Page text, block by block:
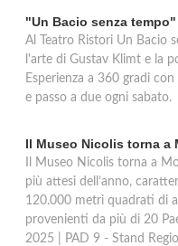
"Un Bacio senza
Al Teatro Ristori Un Bacio
l'arte di Gustav Klimt e la
Esperienza a 360 gradi
e passo a due ogni sabato.
Il Museo Nicolis torna a
Il Museo Nicolis torna a
più attesi dell’anno,
120.000 metri quadrati di
provenienti da più di 20
2025 | PAD 9 - Stand